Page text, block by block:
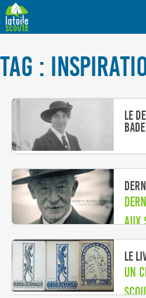
TAG :
Le
aux
Le
Un